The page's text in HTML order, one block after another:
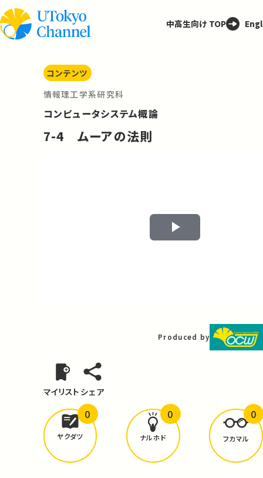
中高生向け TOP
コンテンツ
情報理工学系研究科
コンピュータシステム概論
7-4 ムーアの法則
Play
Produced by
マイリスト シェア
どんな学びがありましたか？
ヤクダツ
0
ナルホド
0
フカマル
0